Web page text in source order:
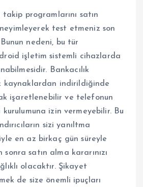
programlarını satın
test etmeniz son
nedeni, bu tür
işletim sistemli cihazlarda
Bankacılık
kaynaklardan indirildiğinde
işaretlenebilir ve telefonun
izin vermeyebilir. Bu
sizi yanıltma
en az birkaç gün süreyle
satın alma kararınızı
olacaktır. Şikayet
de size önemli ipuçları